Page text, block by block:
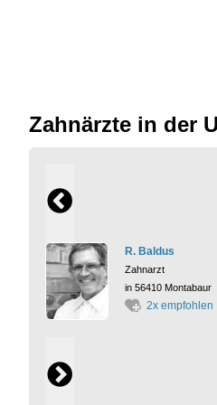
Zahnärzte in der
R. Baldus
Zahnarzt
in 56410 Montabaur
2x empfohlen